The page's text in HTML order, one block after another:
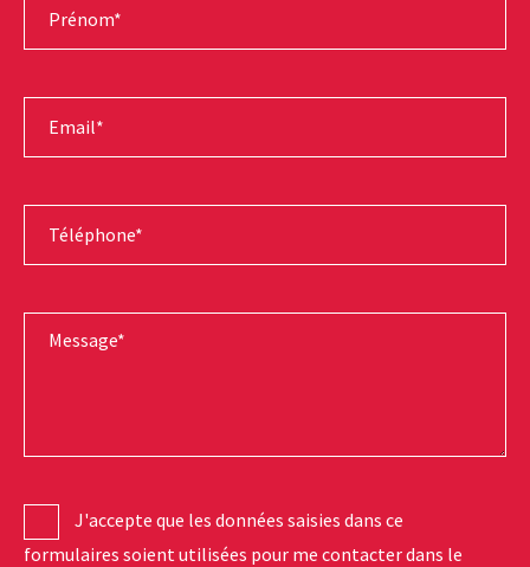
J'accepte que les données saisies dans ce
formulaires soient utilisées pour me contacter dans le